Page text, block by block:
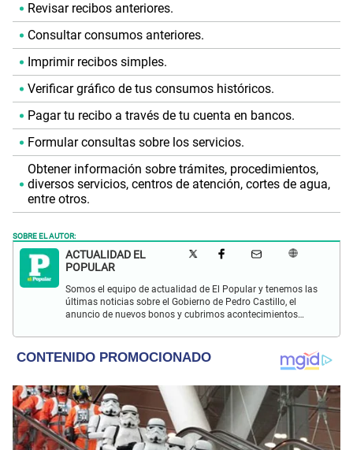
Revisar recibos anteriores.
Consultar consumos anteriores.
Imprimir recibos simples.
Verificar gráfico de tus consumos históricos.
Pagar tu recibo a través de tu cuenta en bancos.
Formular consultas sobre los servicios.
Obtener información sobre trámites, procedimientos,
diversos servicios, centros de atención, cortes de agua,
entre otros.
SOBRE EL AUTOR:
ACTUALIDAD EL
POPULAR
Somos el equipo de actualidad de El Popular y tenemos las
últimas noticias sobre el Gobierno de Pedro Castillo, el
anuncio de nuevos bonos y cubrimos acontecimientos